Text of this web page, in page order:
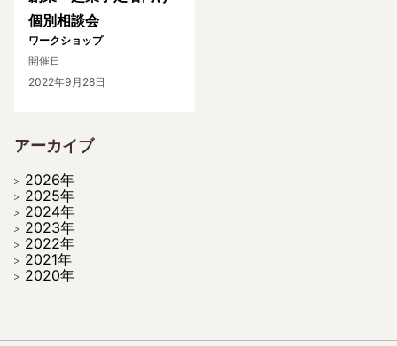
個別相談会
ワークショップ
開催日
2022年9月28日
アーカイブ
2026年
2025年
2024年
2023年
2022年
2021年
2020年